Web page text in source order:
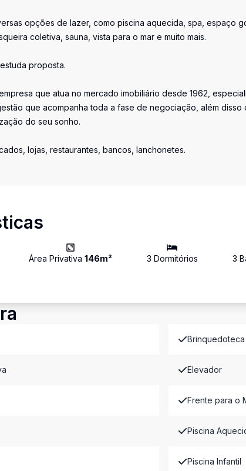
opções de lazer, como piscina aquecida, spa, espaço
coletiva, sauna, vista para o mar e muito mais.
proposta.
que atua no mercado imobiliário desde 1962,
que acompanha toda a fase de negociação, além
do seu sonho.
lojas, restaurantes, bancos, lanchonetes.
Área Privativa 146m² 3 Dormitórios 3
Brinquedoteca
Elevador
Frente para o
Piscina
Piscina Infantil